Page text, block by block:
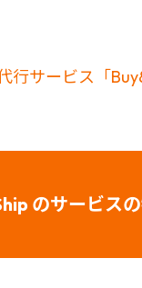
サービス「
のサービス